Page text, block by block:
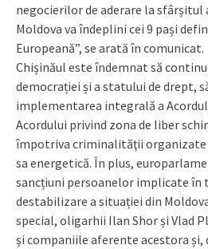
negocierilor de aderare la sfârșitul
Moldova va îndeplini cei 9 pași
Europeană”, se arată în comunicat.
Chișinăul este îndemnat să
democrației și a statului de drept,
implementarea integrală a
Acordului privind zona de liber
împotriva criminalităţii organizate
sa energetică. În plus,
sancțiuni persoanelor implicate în
destabilizare a situației din
special, oligarhii Ilan Shor și Vlad
și companiile aferente acestora și,